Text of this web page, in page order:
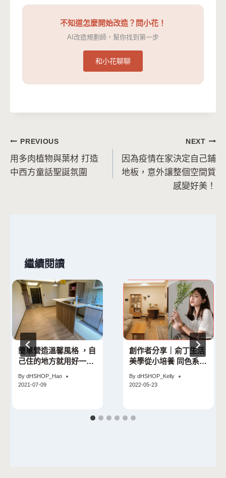
不知道怎麼開始改造？問小花！
AI改造規劃師，幫你找到第一步
和小花聊聊
文
章
PREVIOUS
用多肉植物與葉材 打造
中西方童話聖誕氛圍
NEXT
因為疫情在家決定自己鋪
地板，意外讓整個空間質
感變好美！
繼續閱讀
簡單營造溫馨風格 ，自
己住的地方就用好一點
By dHSHOP_Hao
2021-07-09
創作者分享｜俞丁生活
美學從小培養 同色系佈
By dHSHOP_Kelly
2022-05-23